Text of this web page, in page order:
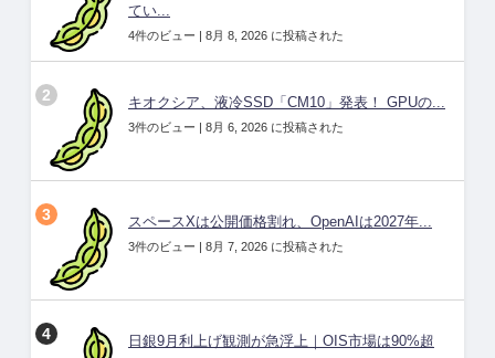
てい...
4件のビュー | 8月 8, 2026 に投稿された
キオクシア、液冷SSD「CM10」発表！ GPUの...
3件のビュー | 8月 6, 2026 に投稿された
スペースXは公開価格割れ、OpenAIは2027年...
3件のビュー | 8月 7, 2026 に投稿された
日銀9月利上げ観測が急浮上｜OIS市場は90%超